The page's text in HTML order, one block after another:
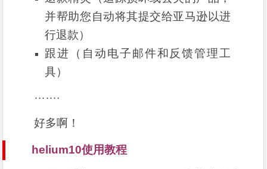
并帮助您自动将其提交给亚马逊以进
行退款）
跟进（自动电子邮件和反馈管理工
具）
…….
好多啊！
helium10使用教程